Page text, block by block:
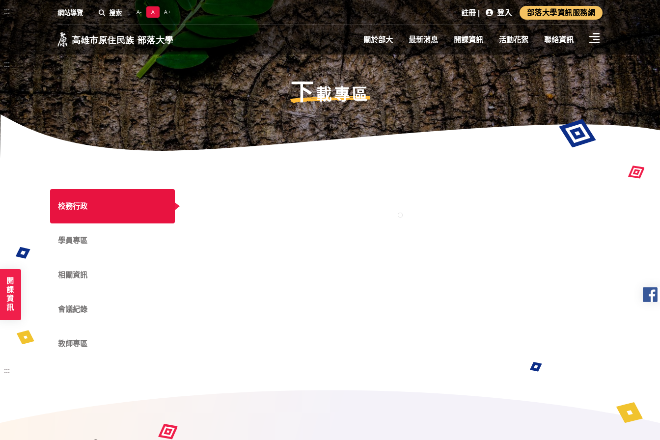
::: 網站導覽 搜索 A- A A+ 註冊 | 登入 部落大學資訊服務網
關於部大 最新消息 開課資訊 活動花絮 聯絡資訊
:::
下載專區
開課資訊
校務行政
學員專區
相關資訊
會議紀錄
教師專區
:::